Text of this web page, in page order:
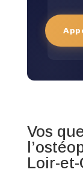
Vos
Loir-